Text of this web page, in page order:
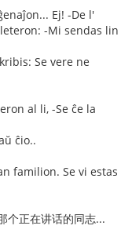
Ej! -De l'
-Mi sendas lin
Se vere ne
al li, -Se ĉe la
ĉio..
familion. Se vi estas
个正在讲话的同志...